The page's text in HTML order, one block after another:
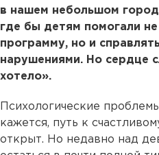
в нашем небольшом
где бы детям помогали
программу, но и
нарушениями. Но сердце
хотело».
Психологические
кажется, путь к
открыт. Но недавно над